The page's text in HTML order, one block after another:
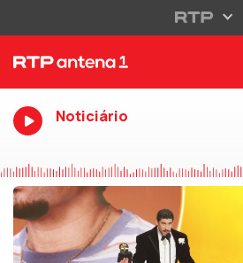
Noticiário